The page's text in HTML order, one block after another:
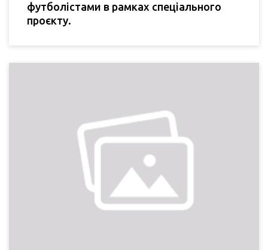
футболістами в рамках спеціального
проєкту.